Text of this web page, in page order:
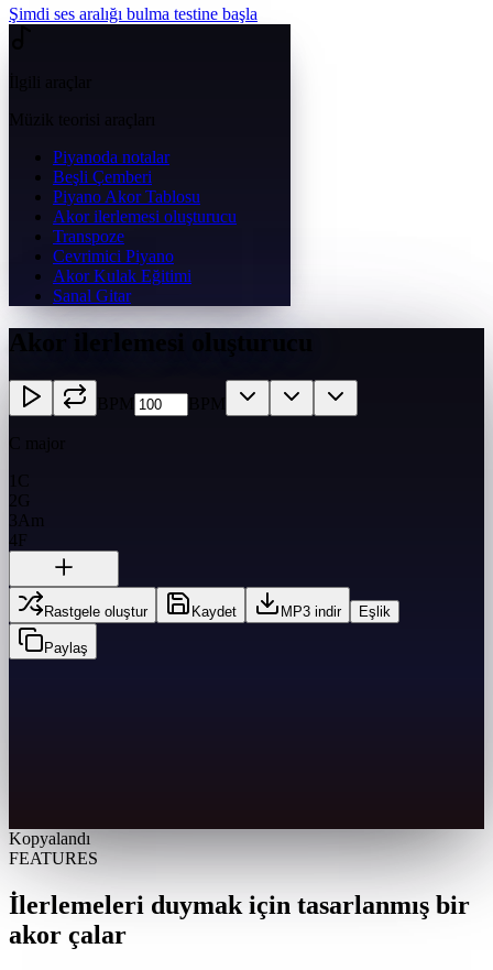
Şimdi ses aralığı bulma testine başla
Müzik teorisi araçları
Piyanoda notalar
Beşli Çemberi
Piyano Akor Tablosu
Akor ilerlemesi oluşturucu
Transpoze
Cevrimici Piyano
Akor Kulak Eğitimi
Sanal Gitar
Akor ilerlemesi oluşturucu
C major
C
2G
3 Am
4F
Rastgele oluştur Kaydet MP3 indir Eşlik
Paylaş
Kopyalandı
FEATURES
İlerlemeleri duymak için tasarlanmış bir
akor çalar